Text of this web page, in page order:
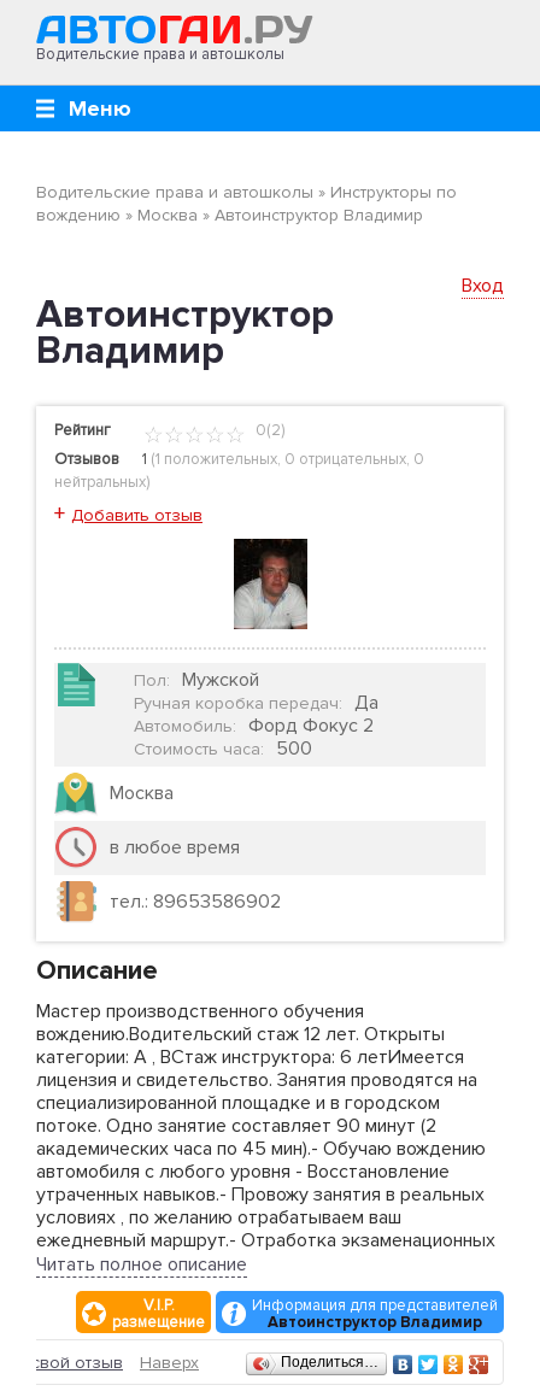
Водительские права и автошколы
Меню
Водительские права и автошколы » Инструкторы по
вождению » Москва » Автоинструктор Владимир
Вход
Автоинструктор
Владимир
Рейтинг
0(2)
Отзывов
1 (1 положительных, 0 отрицательных, 0
нейтральных)
+ Добавить отзыв
Пол: Мужской
Ручная коробка передач: Да
Автомобиль: Форд Фокус 2
Стоимость часа:
500
Москва
в любое время
тел.: 89653586902
Описание
Мастер производственного обучения
вождению.Водительский стаж 12 лет. Открыты
категории: А , ВСтаж инструктора: 6 летИмеется
лицензия и свидетельство. Занятия проводятся на
специализированной площадке и в городском
потоке. Одно занятие составляет 90 минут (2
академических часа по 45 мин).- Обучаю вождению
автомобиля с любого уровня - Восстановление
утраченных навыков.- Провожу занятия в реальных
условиях , по желанию отрабатываем ваш
ежедневный маршрут.- Отработка экзаменационных
маршрутов ГИБДД г.Москвы , Косино- Начало
движения на подъеме без отката назад- Разворот в
ограниченном пространстве- Параллельная
парковка.- Змейка .- Заезд в гараж .Движение по
городу:- Вождение в плотном потоке машин .-
Парковка в реальных дорожных условиях .-
Читать полное описание
V.I.P.
размещение
Информация для представителей
Автоинструктор Владимир
Отзывы
свой отзыв Наверх Поделиться…